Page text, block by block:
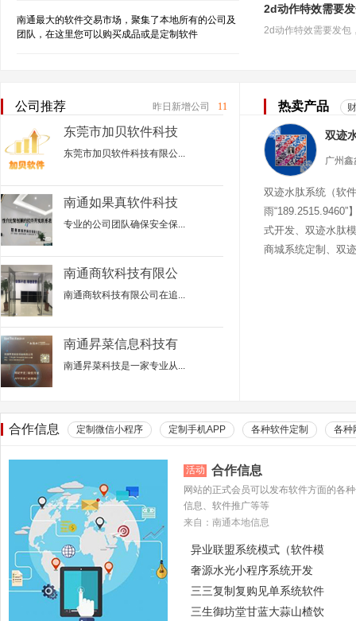
南通最大的软件交易市场，聚集了本地所有的公司及
团队，在这里您可以购买成品或是定制软件
2d动作特效需要
公司推荐 昨日新增公司 11
东莞市加贝软件科技
东莞市加贝软件科技有限公...
南通如果真软件科技
专业的公司团队确保安全保...
南通商软科技有限公
南通商软科技有限公司在追...
南通昇菜信息科技有
南通昇菜科技是一家专业从...
热卖产品
双迹水肽系统（软
雨“189.2515.9460”
式开发、双迹水肽
商城系统定制、双
合作信息 定制微信小程序 定制手机APP 各种软件定制 各种
活动 合作信息
网站的正式会员可以发布软件方面的各
信息、软件推广等等
来自：南通本地信息
异业联盟系统模式（软件模
奢源水光小程序系统开发
三三复制复购见单系统软件
三生御坊堂甘蓝大蒜山楂饮